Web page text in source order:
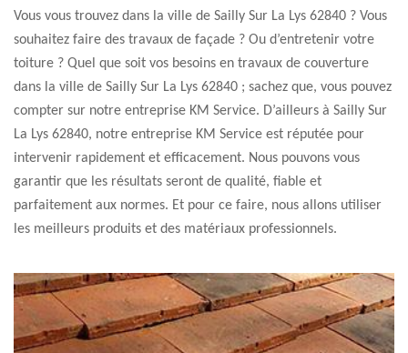
Vous vous trouvez dans la ville de Sailly Sur La Lys 62840 ? Vous
souhaitez faire des travaux de façade ? Ou d’entretenir votre
toiture ? Quel que soit vos besoins en travaux de couverture
dans la ville de Sailly Sur La Lys 62840 ; sachez que, vous pouvez
compter sur notre entreprise KM Service. D’ailleurs à Sailly Sur
La Lys 62840, notre entreprise KM Service est réputée pour
intervenir rapidement et efficacement. Nous pouvons vous
garantir que les résultats seront de qualité, fiable et
parfaitement aux normes. Et pour ce faire, nous allons utiliser
les meilleurs produits et des matériaux professionnels.